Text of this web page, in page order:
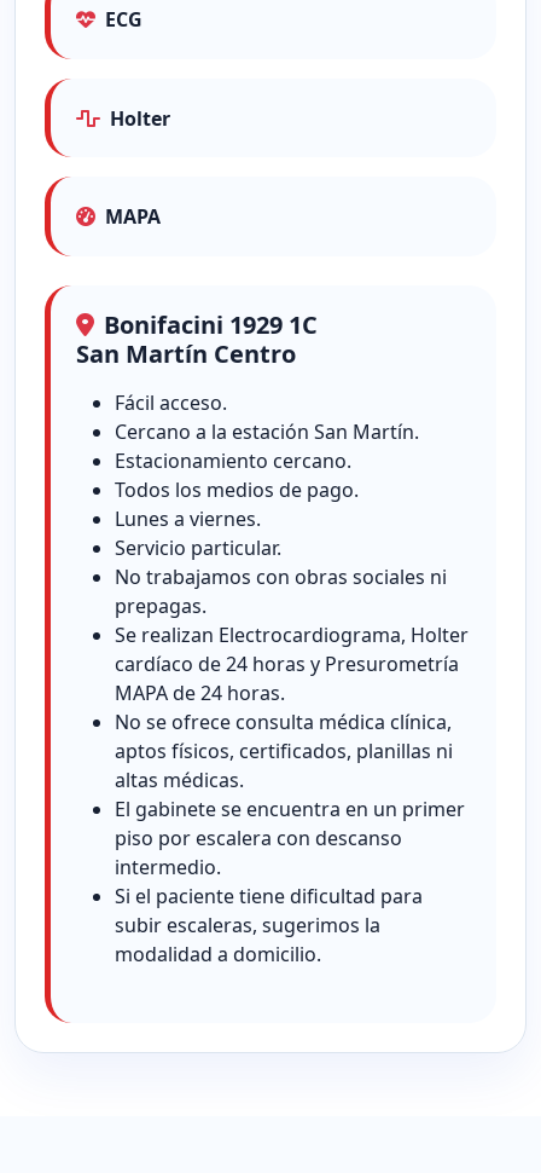
ECG
Holter
MAPA
Bonifacini 1929 1C
San Martín Centro
Fácil acceso.
Cercano a la estación San Martín.
Estacionamiento cercano.
Todos los medios de pago.
Lunes a viernes.
Servicio particular.
No trabajamos con obras sociales ni
prepagas.
Se realizan Electrocardiograma, Holter
cardíaco de 24 horas y Presurometría
MAPA de 24 horas.
No se ofrece consulta médica clínica,
aptos físicos, certificados, planillas ni
altas médicas.
El gabinete se encuentra en un primer
piso por escalera con descanso
intermedio.
Si el paciente tiene dificultad para
subir escaleras, sugerimos la
modalidad a domicilio.